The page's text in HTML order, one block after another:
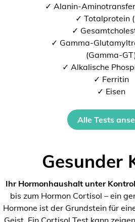
✓ Alanin-
✓ Totalprotein
✓
✓ Gamma-
(Gamma-
✓ Alkalische
✓ Ferritin
✓ Eisen
Alle Tests
Gesunder
Ihr Hormonhaushalt unter
bis zum Hormon Cortisol – ein
Hormone ist der Grundstein für
Geist. Ein Cortisol Test kann